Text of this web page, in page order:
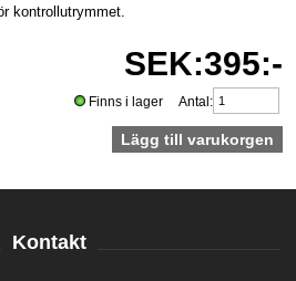
kontrollutrymmet.
SEK:395:-
Finns i lager Antal:
Kontakt